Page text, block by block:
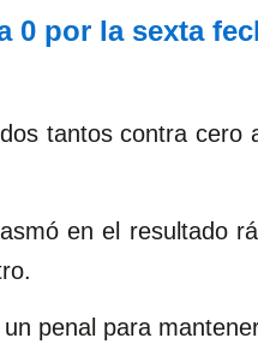
por la sexta
tantos contra cero
en el resultado
penal para